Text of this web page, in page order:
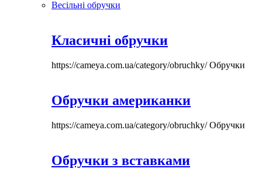
Весільні обручки
Класичні обручки
https://cameya.com.ua/category/obruchky/Обручки
Обручки американки
https://cameya.com.ua/category/obruchky/Обручки
Обручки з вставками